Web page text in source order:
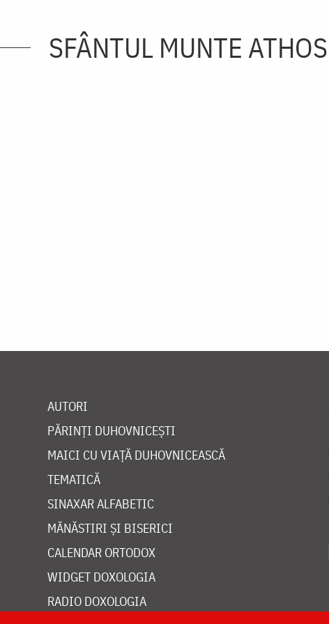
SFÂNTUL MUNTE ATHOS
AUTORI
PĂRINȚI DUHOVNICEȘTI
MAICI CU VIAȚĂ DUHOVNICEASCĂ
TEMATICĂ
SINAXAR ALFABETIC
MĂNĂSTIRI ȘI BISERICI
CALENDAR ORTODOX
WIDGET DOXOLOGIA
RADIO DOXOLOGIA